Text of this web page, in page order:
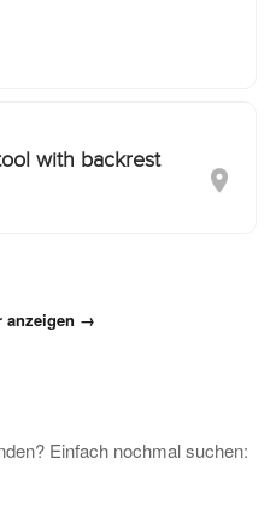
with backrest
anzeigen →
Einfach nochmal suchen: